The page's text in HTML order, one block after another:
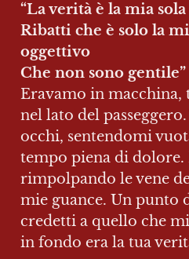
“La verità è la mia
Ribatti che è solo la
oggettivo
Eravamo in macchina,
nel lato del
occhi, sentendomi
tempo piena di dolore.
rimpolpando le vene
mie guance. Un punto
credetti a quello che
in fondo era la tua